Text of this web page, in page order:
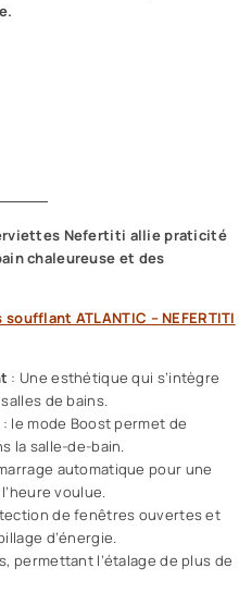
Nefertiti allie praticité
chaleureuse et des
ATLANTIC – NEFERTITI
: Une esthétique qui s’intègre
de bains.
le mode Boost permet de
la salle-de-bain.
automatique pour une
voulue.
de fenêtres ouvertes et
d’énergie.
permettant l’étalage de plus de